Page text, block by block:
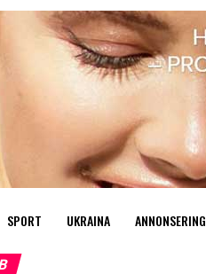
SPORT UKRAINA ANNONSERING